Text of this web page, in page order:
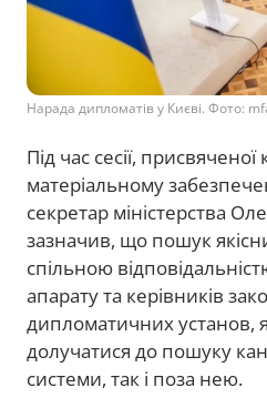
Нарада дипломатів у Києві. Фото:
Під час сесії,
матеріальному
секретар міністерства
зазначив, що пошук
спільною
апарату та керівників
дипломатичних установ,
долучатися до пошуку
системи, так і поза нею.